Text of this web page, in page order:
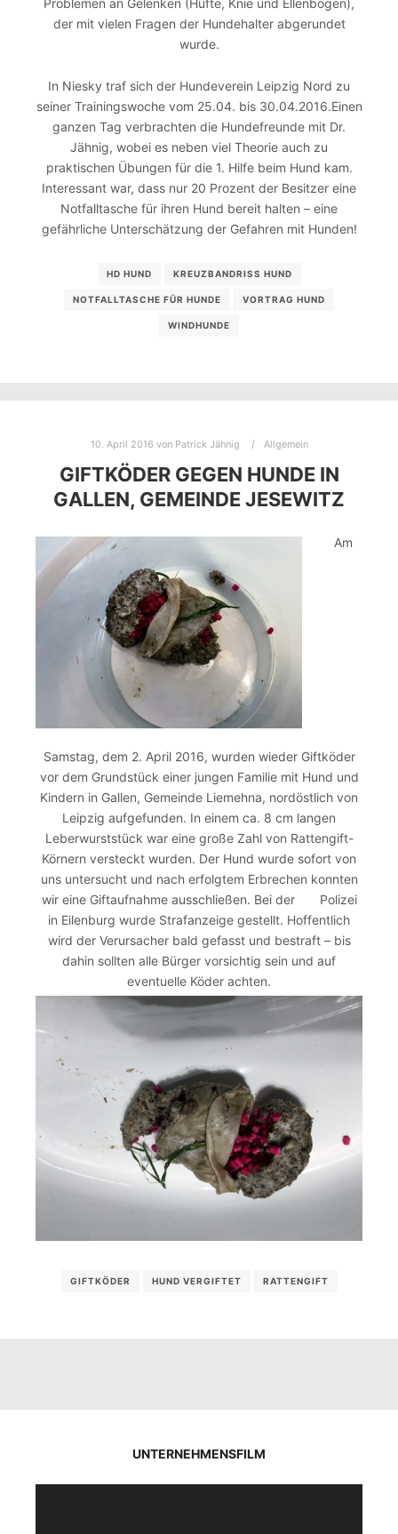
Problemen an Gelenken (Hüfte, Knie und Ellenbogen),
der mit vielen Fragen der Hundehalter abgerundet
wurde.
In Niesky traf sich der Hundeverein Leipzig Nord zu
seiner Trainingswoche vom 25.04. bis 30.04.2016.Einen
ganzen Tag verbrachten die Hundefreunde mit Dr.
Jähnig, wobei es neben viel Theorie auch zu
praktischen Übungen für die 1. Hilfe beim Hund kam.
Interessant war, dass nur 20 Prozent der Besitzer eine
Notfalltasche für ihren Hund bereit halten – eine
gefährliche Unterschätzung der Gefahren mit Hunden!
HD HUND KREUZBANDRISS HUND
NOTFALLTASCHE FÜR HUNDE VORTRAG HUND
WINDHUNDE
10. April 2016 von Patrick Jähnig Allgemein
GIFTKÖDER GEGEN HUNDE IN
GALLEN, GEMEINDE JESEWITZ
Am
Samstag, dem 2. April 2016, wurden wieder Giftköder
vor dem Grundstück einer jungen Familie mit Hund und
Kindern in Gallen, Gemeinde Liemehna, nordöstlich von
Leipzig aufgefunden. In einem ca. 8 cm langen
Leberwurststück war eine große Zahl von Rattengift-
Körnern versteckt wurden. Der Hund wurde sofort von
uns untersucht und nach erfolgtem Erbrechen konnten
wir eine Giftaufnahme ausschließen. Bei der Polizei
in Eilenburg wurde Strafanzeige gestellt. Hoffentlich
wird der Verursacher bald gefasst und bestraft – bis
dahin sollten alle Bürger vorsichtig sein und auf
eventuelle Köder achten.
GIFTKÖDER HUND VERGIFTET RATTENGIFT
UNTERNEHMENSFILM